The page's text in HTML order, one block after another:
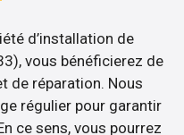
d’installation de
vous bénéficierez de
de réparation. Nous
régulier pour garantir
ce sens, vous pourrez